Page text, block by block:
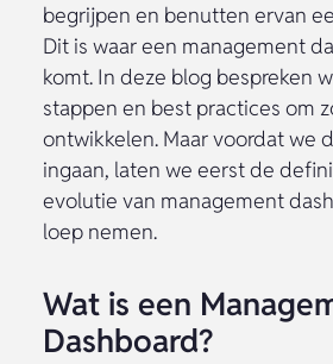
begrijpen en benutten ervan
Dit is waar een management
komt. In deze blog bespreken
stappen en best practices om
ontwikkelen. Maar voordat we
ingaan, laten we eerst de
evolutie van management
loep nemen.
Wat is een
Dashboard?